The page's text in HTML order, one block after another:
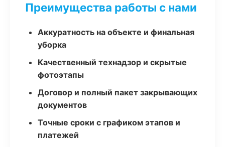
Преимущества работы с нами
Аккуратность на объекте и финальная
уборка
Качественный технадзор и скрытые
фотоэтапы
Договор и полный пакет закрывающих
документов
Точные сроки с графиком этапов и
платежей